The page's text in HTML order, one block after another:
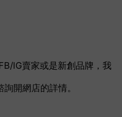
IG賣家或是新創品牌，我
詢開網店的詳情。